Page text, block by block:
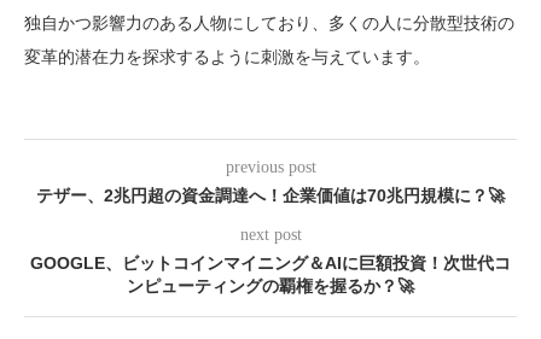
独自かつ影響力のある人物にしており、多くの人に分散型技術の
変革的潜在力を探求するように刺激を与えています。
previous post
テザー、2兆円超の資金調達へ！企業価値は70兆円規模に？🚀
next post
GOOGLE、ビットコインマイニング＆AIに巨額投資！次世代コ
ンピューティングの覇権を握るか？🚀